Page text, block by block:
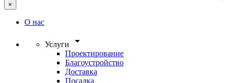
×
О нас
Услуги arrow_drop_down
Проектирование
Благоустройство
Доставка
Посадка